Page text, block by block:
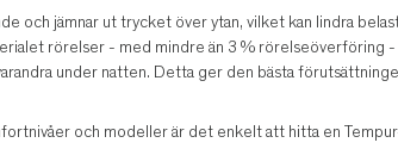
och jämnar ut trycket över ytan, vilket kan lindra
rörelser - med mindre än 3 % rörelseöverföring
under natten. Detta ger den bästa
och modeller är det enkelt att hitta en